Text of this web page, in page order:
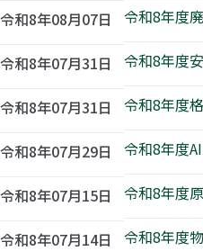
令和8年08月07日 令和8年度
令和8年07月31日 令和8年度
令和8年07月31日 令和8年度
令和8年07月29日 令和8年度
令和8年07月15日 令和8年度
令和8年07月14日 令和8年度